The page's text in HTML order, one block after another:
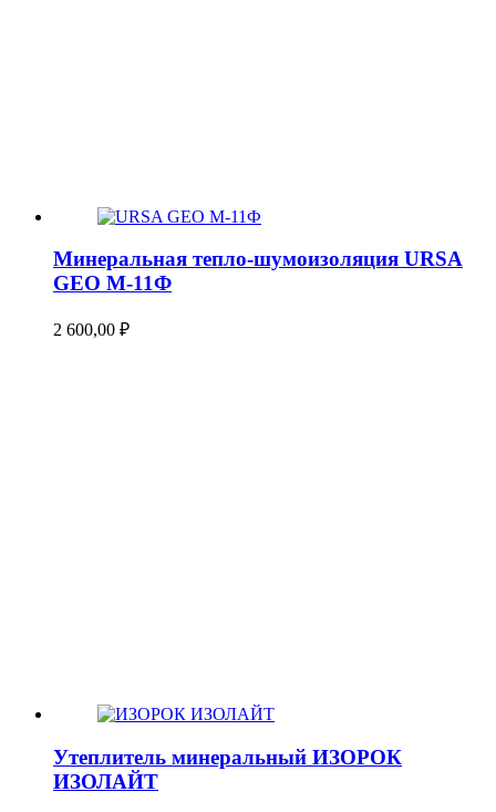
Минеральная тепло-шумоизоляция URSA
GEO М-11Ф
2 600,00 ₽
Утеплитель минеральный ИЗОРОК
ИЗОЛАЙТ